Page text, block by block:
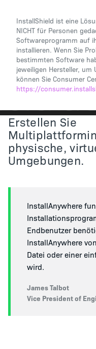
InstallShield ist eine
NICHT für Personen
Softwareprogramm auf
installieren. Wenn Sie
bestimmten Software
jeweiligen Hersteller,
können Sie Consumer
https://
Erstellen Sie
physische,
Umgebungen.
InstallAnywhere
Endbenutzer
InstallAnywhere
Datei oder einer
wird.
James Talbot
Vice President of